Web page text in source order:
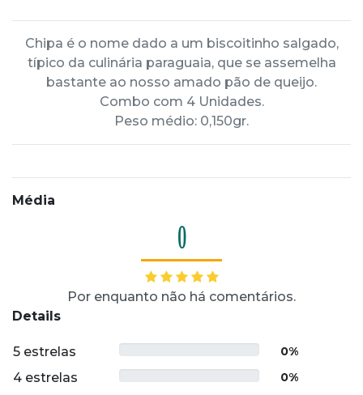
Chipa é o nome dado a um biscoitinho salgado,
típico da culinária paraguaia, que se assemelha
bastante ao nosso amado pão de queijo.
Combo com 4 Unidades.
Peso médio: 0,150gr.
Média
0
Por enquanto não há comentários.
Details
5 estrelas 0%
4 estrelas 0%